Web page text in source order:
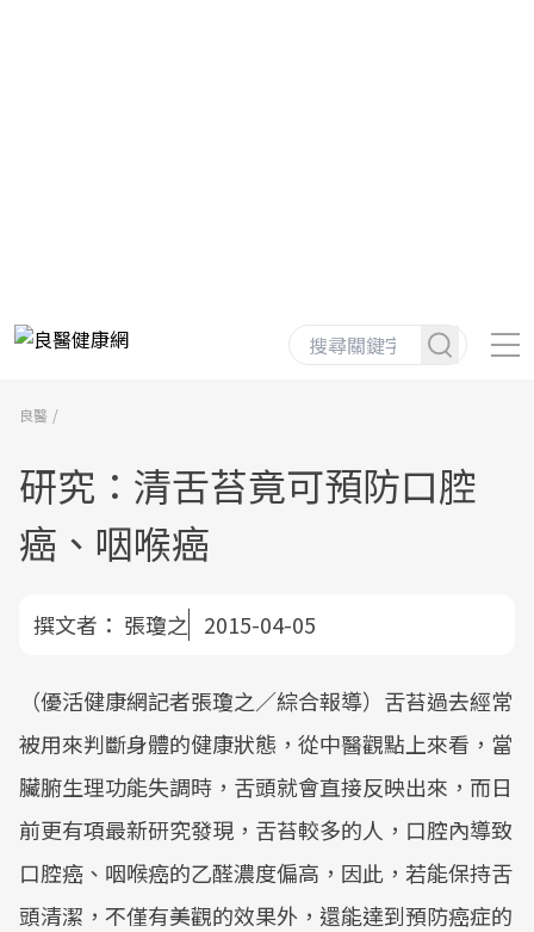
良醫
研究：清舌苔竟可預防口腔
癌、咽喉癌
撰文者： 張瓊之 2015-04-05
（優活健康網記者張瓊之／綜合報導）舌苔過去經常
被用來判斷身體的健康狀態，從中醫觀點上來看，當
臟腑生理功能失調時，舌頭就會直接反映出來，而日
前更有項最新研究發現，舌苔較多的人，口腔內導致
口腔癌、咽喉癌的乙醛濃度偏高，因此，若能保持舌
頭清潔，不僅有美觀的效果外，還能達到預防癌症的